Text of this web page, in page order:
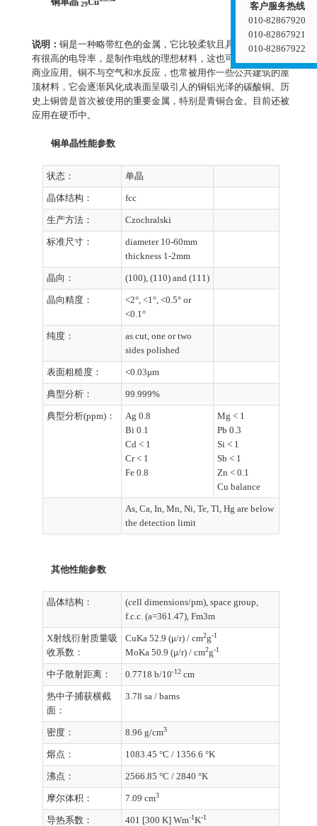
29
说明： 铜是一种略带红色的金属，它比较柔软且具有延展性，具
有很高的电导率，是制作电线的理想材料，这也可能是它重要的
商业应用。铜不与空气和水反应，也常被用作一些公共建筑的屋
顶材料，它会逐渐风化成表面呈吸引人的铜铝光泽的碳酸铜。历
史上铜曾是首次被使用的重要金属，特别是青铜合金。目前还被
应用在硬币中。
铜单晶性能参数
状态： 单晶
晶体结构： fcc
生产方法： Czochralski
标准尺寸：
diameter 10-60mm
thickness 1-2mm
晶向： (100), (110) and (111)
晶向精度：
<2°, <1°, <0.5° or
<0.1°
纯度：
as cut, one or two
sides polished
表面粗糙度： <0.03μm
典型分析： 99.999%
典型分析(ppm)：
Ag 0.8
Bi 0.1
Cd < 1
Cr < 1
Fe 0.8
Mg < 1
Pb 0.3
Si < 1
Sb < 1
Zn < 0.1
Cu balance
As, Ca, In, Mn, Ni, Te, Tl, Hg are below
the detection limit
其他性能参数
晶体结构：
(cell dimensions/pm), space group,
f.c.c. (a=361.47), Fm3m
X射线衍射质量吸
收系数：
CuKa 52.9 (μ/r) / cm2g-1
MoKa 50.9 (μ/r) / cm2g-1
中子散射距离： 0.7718 b/10-12 cm
热中子捕获横截
面：
3.78 sa / barns
密度： 8.96 g/cm3
熔点： 1083.45 °C / 1356.6 °K
沸点： 2566.85 °C / 2840 °K
摩尔体积： 7.09 cm3
导热系数： 401 [300 K] Wm-1K-1
客户服务热线
010-82867920
010-82867921
010-82867922